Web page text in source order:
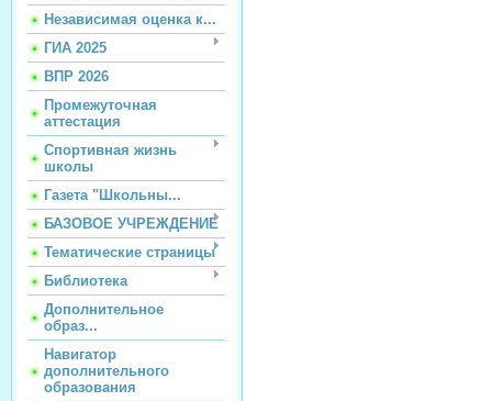
Независимая оценка к...
ГИА 2025
ВПР 2026
Промежуточная
аттестация
Спортивная жизнь
школы
Газета "Школьны...
БАЗОВОЕ УЧРЕЖДЕНИЕ
Тематические страницы
Библиотека
Дополнительное
образ...
Навигатор
дополнительного
образования